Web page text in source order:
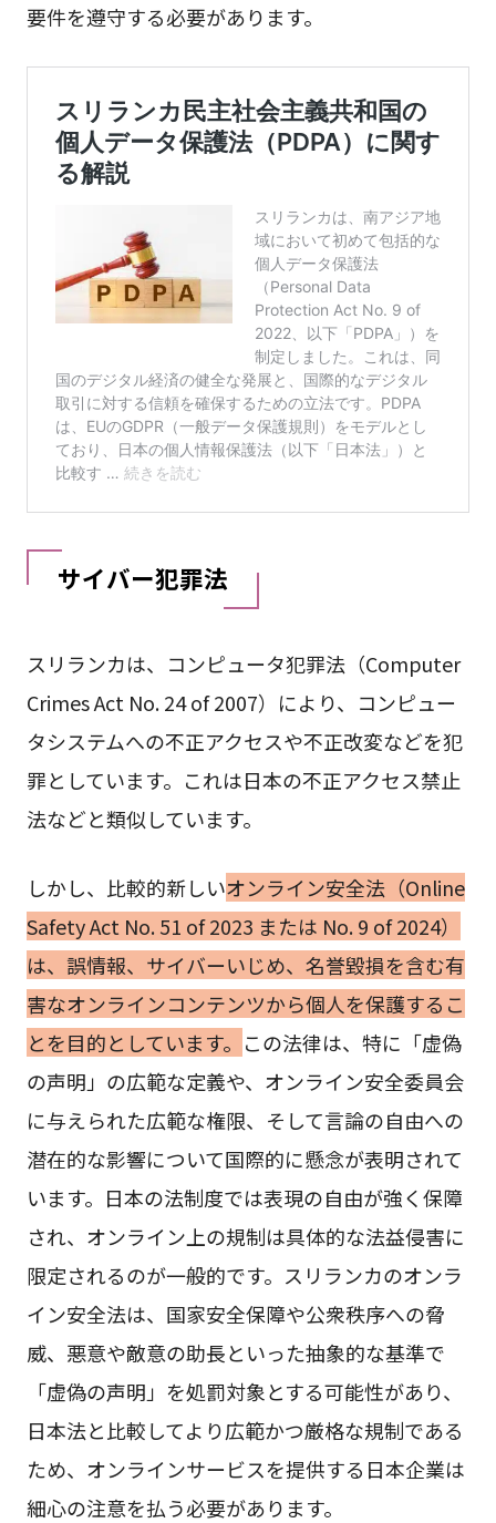
要件を遵守する必要があります。
サイバー犯罪法
スリランカは、コンピュータ犯罪法（Computer
Crimes Act No. 24 of 2007）により、コンピュー
タシステムへの不正アクセスや不正改変などを犯
罪としています。これは日本の不正アクセス禁止
法などと類似しています。
しかし、比較的新しいオンライン安全法（Online
Safety Act No. 51 of 2023 または No. 9 of 2024）
は、誤情報、サイバーいじめ、名誉毀損を含む有
害なオンラインコンテンツから個人を保護するこ
とを目的としています。 この法律は、特に「虚偽
の声明」の広範な定義や、オンライン安全委員会
に与えられた広範な権限、そして言論の自由への
潜在的な影響について国際的に懸念が表明されて
います。日本の法制度では表現の自由が強く保障
され、オンライン上の規制は具体的な法益侵害に
限定されるのが一般的です。スリランカのオンラ
イン安全法は、国家安全保障や公衆秩序への脅
威、悪意や敵意の助長といった抽象的な基準で
「虚偽の声明」を処罰対象とする可能性があり、
日本法と比較してより広範かつ厳格な規制である
ため、オンラインサービスを提供する日本企業は
細心の注意を払う必要があります。